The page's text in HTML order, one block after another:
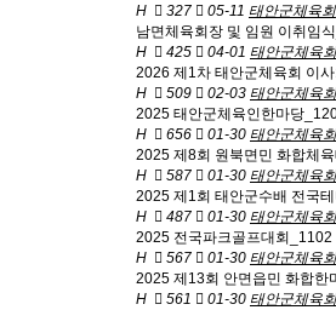
H
327 05-11 태안군체육회
남면체육회장 및 임원 이취임
H
425 04-01 태안군체육회
2026 제1차 태안군체육회 이
H
509 02-03 태안군체육회
2025 태안군체육인한마당
H
656 01-30 태안군체육회
2025 제8회 원북면민 화합체
H
587 01-30 태안군체육회
2025 제1회 태안군수배 전국
H
487 01-30 태안군체육회
2025 전국파크골프대회_1102
H
567 01-30 태안군체육회
2025 제13회 안면읍민 화합한
H
561 01-30 태안군체육회